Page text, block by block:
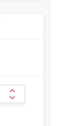
form.increase-